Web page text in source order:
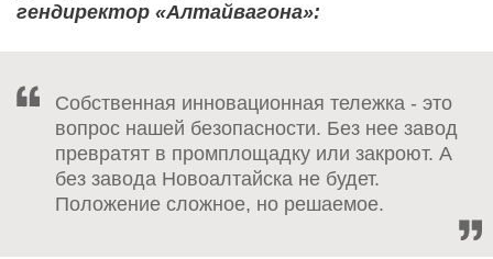
гендиректор «Алтайвагона»:
Собственная инновационная тележка - это
вопрос нашей безопасности. Без нее завод
превратят в промплощадку или закроют. А
без завода Новоалтайска не будет.
Положение сложное, но решаемое.